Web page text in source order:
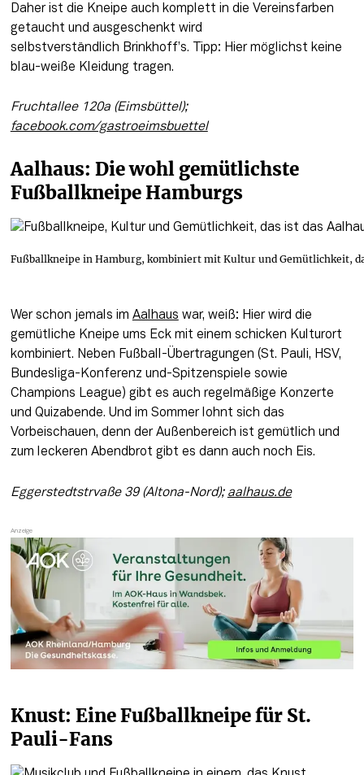
Daher ist die Kneipe auch komplett in die Vereinsfarben
getaucht und ausgeschenkt wird
selbstverständlich Brinkhoff’s. Tipp: Hier möglichst keine
blau-weiße Kleidung tragen.
Fruchtallee 120a (Eimsbüttel);
facebook.com/gastroeimsbuettel
Aalhaus: Die wohl gemütlichste
Fußballkneipe Hamburgs
Fußballkneipe in Hamburg, kombiniert mit Kultur und Gemütlichkeit,
Wer schon jemals im Aalhaus war, weiß: Hier wird die
gemütliche Kneipe ums Eck mit einem schicken Kulturort
kombiniert. Neben Fußball-Übertragungen (St. Pauli, HSV,
Bundesliga-Konferenz und-Spitzenspiele sowie
Champions League) gibt es auch regelmäßige Konzerte
und Quizabende. Und im Sommer lohnt sich das
Vorbeischauen, denn der Außenbereich ist gemütlich und
zum leckeren Abendbrot gibt es dann auch noch Eis.
Eggerstedtstrvaße 39 (Altona-Nord); aalhaus.de
Knust: Eine Fußballkneipe für St.
Pauli-Fans